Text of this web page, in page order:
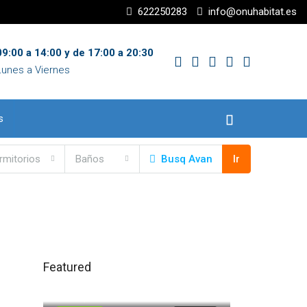
622250283 info@onuhabitat.es
a 14:00 y de 17:00 a 20:30
a Viernes
Baños Busq Avan Ir
Featured